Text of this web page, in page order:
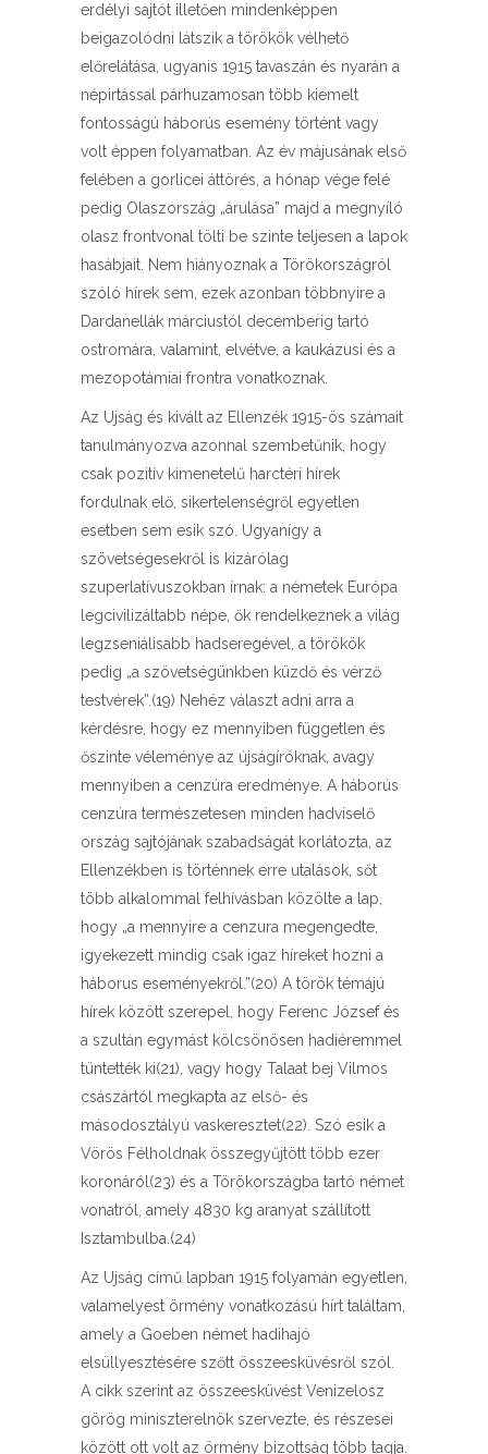
erdélyi sajtót illetően mindenképpen
beigazolódni látszik a törökök vélhető
előrelátása, ugyanis 1915 tavaszán és nyarán a
népirtással párhuzamosan több kiemelt
fontosságú háborús esemény történt vagy
volt éppen folyamatban. Az év májusának első
felében a gorlicei áttörés, a hónap vége felé
pedig Olaszország „árulása” majd a megnyíló
olasz frontvonal tölti be szinte teljesen a lapok
hasábjait. Nem hiányoznak a Törökországról
szóló hírek sem, ezek azonban többnyire a
Dardanellák márciustól decemberig tartó
ostromára, valamint, elvétve, a kaukázusi és a
mezopotámiai frontra vonatkoznak.
Az Ujság és kivált az Ellenzék 1915-ös számait
tanulmányozva azonnal szembetűnik, hogy
csak pozitív kimenetelű harctéri hírek
fordulnak elő, sikertelenségről egyetlen
esetben sem esik szó. Ugyanígy a
szövetségesekről is kizárólag
szuperlatívuszokban írnak: a németek Európa
legcivilizáltabb népe, ők rendelkeznek a világ
legzseniálisabb hadseregével, a törökök
pedig „a szövetségünkben küzdő és vérző
testvérek”.(19) Nehéz választ adni arra a
kérdésre, hogy ez mennyiben független és
őszinte véleménye az újságíróknak, avagy
mennyiben a cenzúra eredménye. A háborús
cenzúra természetesen minden hadviselő
ország sajtójának szabadságát korlátozta, az
Ellenzékben is történnek erre utalások, sőt
több alkalommal felhívásban közölte a lap,
hogy „a mennyire a cenzura megengedte,
igyekezett mindig csak igaz híreket hozni a
háborus eseményekről.”(20) A török témájú
hírek között szerepel, hogy Ferenc József és
a szultán egymást kölcsönösen hadiéremmel
tüntették ki(21), vagy hogy Talaat bej Vilmos
császártól megkapta az első- és
másodosztályú vaskeresztet(22). Szó esik a
Vörös Félholdnak összegyűjtött több ezer
koronáról(23) és a Törökországba tartó német
vonatról, amely 4830 kg aranyat szállított
Isztambulba.(24)
Az Ujság című lapban 1915 folyamán egyetlen,
valamelyest örmény vonatkozású hírt találtam,
amely a Goeben német hadihajó
elsüllyesztésére szőtt összeesküvésről szól.
A cikk szerint az összeesküvést Venizelosz
görög miniszterelnök szervezte, és részesei
között ott volt az örmény bizottság több tagja.